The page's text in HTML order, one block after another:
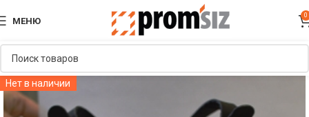
МЕНЮ
0
Нет в наличии